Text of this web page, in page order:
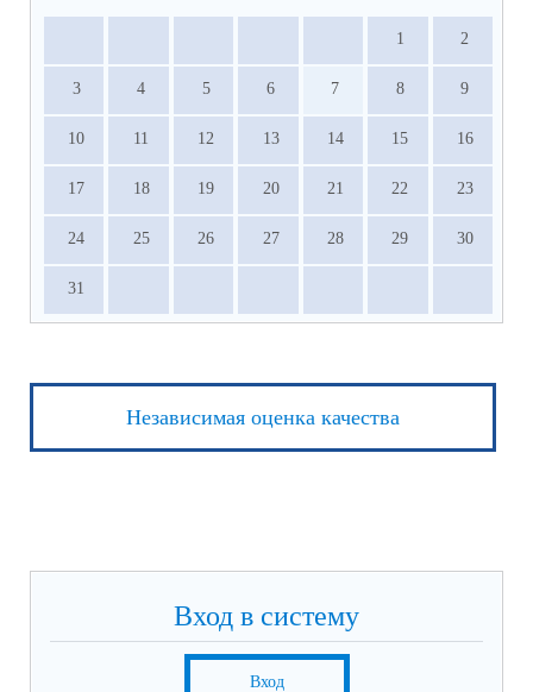
1 2
3 4 5 6 7 8 9
10 11 12 13 14 15 16
17 18 19 20 21 22 23
24 25 26 27 28 29 30
31
Независимая оценка качества
Вход в систему
Вход